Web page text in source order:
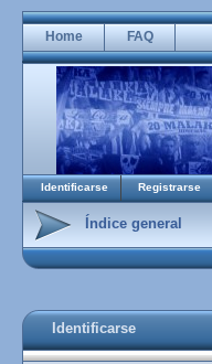
Home FAQ
Identificarse Registrarse
Índice general
Identificarse